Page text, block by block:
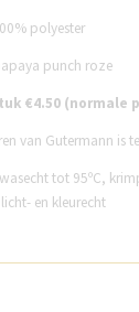
polyester
punch roze
€4.50 (normale
van Gutermann is
tot 95ºC,
en kleurecht